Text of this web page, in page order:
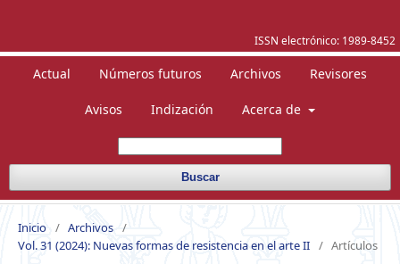
ISSN electrónico: 1989-8452
Actual Números futuros Archivos Revisores
Avisos Indización Acerca de
Buscar
Inicio / Archivos /
Vol. 31 (2024): Nuevas formas de resistencia en el arte II / Artículos